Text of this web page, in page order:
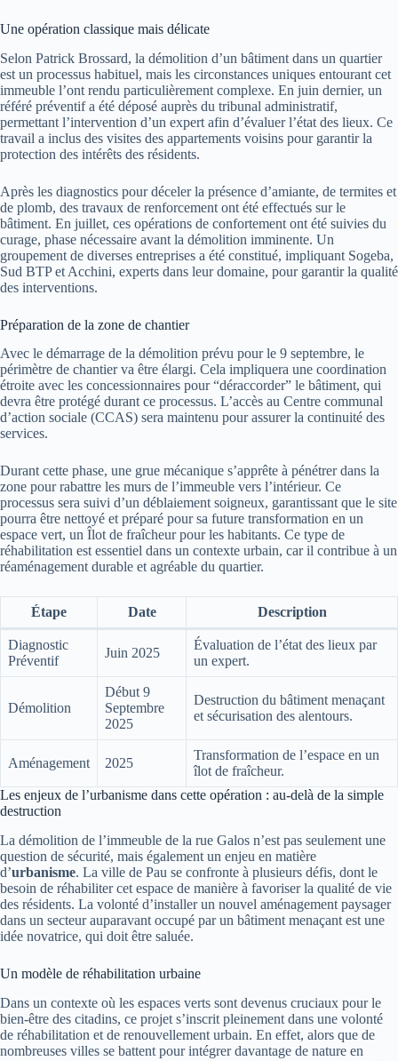
Une opération classique mais délicate
Selon Patrick Brossard, la démolition d’un bâtiment dans un quartier
est un processus habituel, mais les circonstances uniques entourant cet
immeuble l’ont rendu particulièrement complexe. En juin dernier, un
référé préventif a été déposé auprès du tribunal administratif,
permettant l’intervention d’un expert afin d’évaluer l’état des lieux. Ce
travail a inclus des visites des appartements voisins pour garantir la
protection des intérêts des résidents.
Après les diagnostics pour déceler la présence d’amiante, de termites et
de plomb, des travaux de renforcement ont été effectués sur le
bâtiment. En juillet, ces opérations de confortement ont été suivies du
curage, phase nécessaire avant la démolition imminente. Un
groupement de diverses entreprises a été constitué, impliquant Sogeba,
Sud BTP et Acchini, experts dans leur domaine, pour garantir la qualité
des interventions.
Préparation de la zone de chantier
Avec le démarrage de la démolition prévu pour le 9 septembre, le
périmètre de chantier va être élargi. Cela impliquera une coordination
étroite avec les concessionnaires pour “déraccorder” le bâtiment, qui
devra être protégé durant ce processus. L’accès au Centre communal
d’action sociale (CCAS) sera maintenu pour assurer la continuité des
services.
Durant cette phase, une grue mécanique s’apprête à pénétrer dans la
zone pour rabattre les murs de l’immeuble vers l’intérieur. Ce
processus sera suivi d’un déblaiement soigneux, garantissant que le site
pourra être nettoyé et préparé pour sa future transformation en un
espace vert, un Îlot de fraîcheur pour les habitants. Ce type de
réhabilitation est essentiel dans un contexte urbain, car il contribue à un
réaménagement durable et agréable du quartier.
Étape Date Description
Diagnostic
Préventif
Juin 2025
Évaluation de l’état des lieux par
un expert.
Démolition
Début 9
Septembre
2025
Destruction du bâtiment menaçant
et sécurisation des alentours.
Aménagement 2025
Transformation de l’espace en un
îlot de fraîcheur.
Les enjeux de l’urbanisme dans cette opération : au-delà de la simple
destruction
La démolition de l’immeuble de la rue Galos n’est pas seulement une
question de sécurité, mais également un enjeu en matière
d’urbanisme. La ville de Pau se confronte à plusieurs défis, dont le
besoin de réhabiliter cet espace de manière à favoriser la qualité de vie
des résidents. La volonté d’installer un nouvel aménagement paysager
dans un secteur auparavant occupé par un bâtiment menaçant est une
idée novatrice, qui doit être saluée.
Un modèle de réhabilitation urbaine
Dans un contexte où les espaces verts sont devenus cruciaux pour le
bien-être des citadins, ce projet s’inscrit pleinement dans une volonté
de réhabilitation et de renouvellement urbain. En effet, alors que de
nombreuses villes se battent pour intégrer davantage de nature en